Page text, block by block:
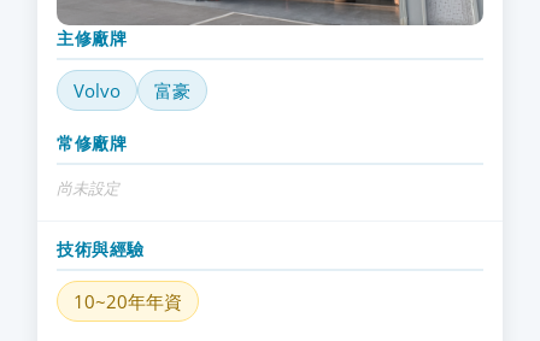
主修廠牌
Volvo 富豪
常修廠牌
尚未設定
技術與經驗
10~20年年資